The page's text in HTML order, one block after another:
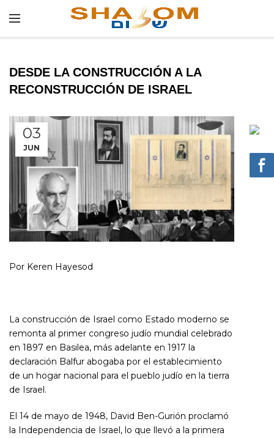
DESDE LA CONSTRUCCIÓN A LA
RECONSTRUCCIÓN DE ISRAEL
03
JUN
Por Keren Hayesod
La construcción de Israel como Estado moderno se
remonta al primer congreso judío mundial celebrado
en 1897 en Basilea, más adelante en 1917 la
declaración Balfur abogaba por el establecimiento
de un hogar nacional para el pueblo judío en la tierra
de Israel.
El 14 de mayo de 1948, David Ben-Gurión proclamó
la Independencia de Israel, lo que llevó a la primera